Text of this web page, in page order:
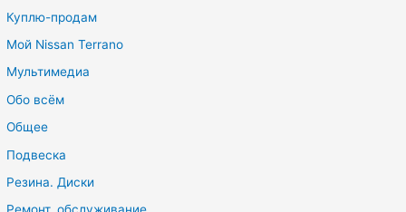
Куплю-продам
Мой Nissan Terrano
Мультимедиа
Обо всём
Общее
Подвеска
Резина. Диски